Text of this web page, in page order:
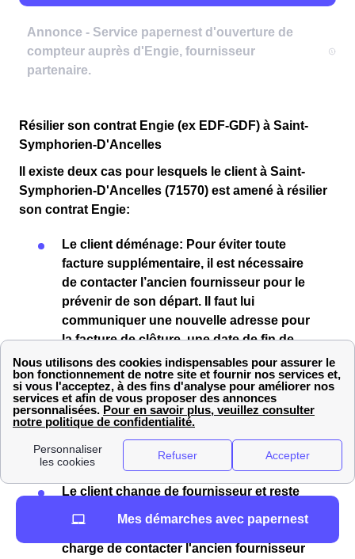
Résilier son contrat Engie (ex EDF-GDF) à Saint-
Symphorien-D'Ancelles
Il existe deux cas pour lesquels le client à Saint-
Symphorien-D'Ancelles (71570) est amené à résilier
son contrat Engie:
Le client déménage: Pour éviter toute
facture supplémentaire, il est nécessaire
de contacter l’ancien fournisseur pour le
prévenir de son départ. Il faut lui
communiquer une nouvelle adresse pour
lafacture de clôture, unedate de fin de
contrat, et si le client n’a pas deLinkyou
deGazpar, la dernière relève du compteur
avant le départ. Le clientStophrinoises ou
le Stophrinoisdoit également prévenir le
emménagement au plus tard
15 jours
avant l’arrivée dans la nouvelle habitation.
Le client change de fournisseur et reste
dans le même logement
souscription, le nouveau fournisseur se
charge de contacter l'ancien fournisseur
Mes démarches avec papernest